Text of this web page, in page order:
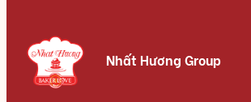
Nhất Hương Group